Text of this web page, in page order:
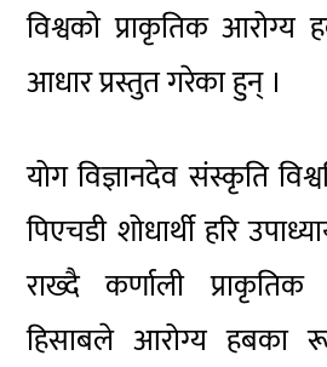
विश्वको प्राकृतिक
आधार प्रस्तुत गरेका हुन् ।
योग विज्ञानदेव संस्कृति
पिएचडी शोधार्थी हरि
राख्दै कर्णाली
हिसाबले आरोग्य हबका